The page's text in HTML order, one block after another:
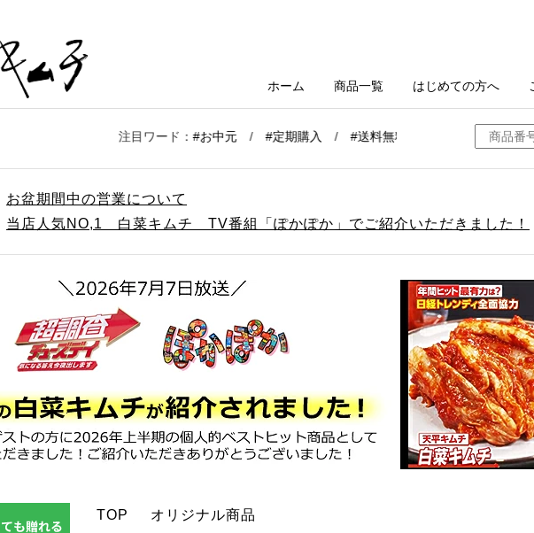
お盆期間中の営業について
当店人気NO,1 白菜キムチ TV番組「ぽかぽか」でご紹介いただきました！
TOP オリジナル商品